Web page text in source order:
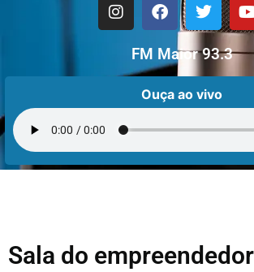
FM Maior 93.3
Ouça ao vivo
Sala do